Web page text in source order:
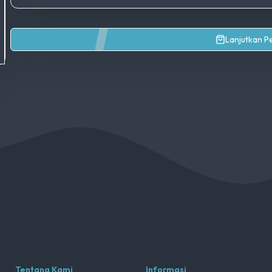
Lanjutkan
Tentang Kami Informasi